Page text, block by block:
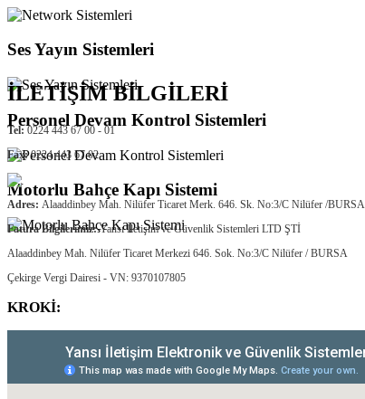
Ses Yayın Sistemleri
Personel Devam Kontrol Sistemleri
Motorlu Bahçe Kapı Sistemi
İLETİŞİM BİLGİLERİ
Tel:0224 443 67 00 - 01
Fax:0224 443 67 02
Adres: Alaaddinbey Mah. Nilüfer Ticaret Merk. 646. Sk. No:3/C Nilüfer /BURSA
Fatura Bilgilerimiz:Yansı İletişim ve Güvenlik Sistemleri LTD ŞTİ
Alaaddinbey Mah. Nilüfer Ticaret Merkezi 646. Sok. No:3/C Nilüfer / BURSA
Çekirge Vergi Dairesi - VN: 9370107805
KROKİ: